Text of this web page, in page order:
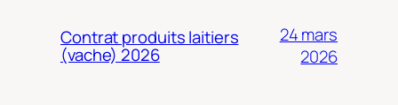
Contrat produits laitiers
(vache) 2026
24 mars
2026